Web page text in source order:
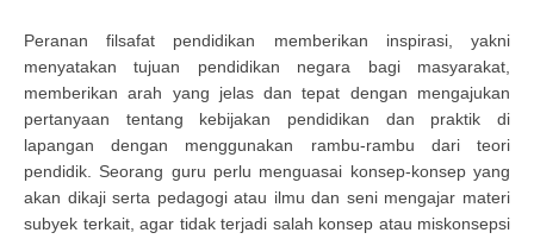
Peranan filsafat pendidikan memberikan inspirasi, yakni
menyatakan tujuan pendidikan negara bagi masyarakat,
memberikan arah yang jelas dan tepat dengan mengajukan
pertanyaan tentang kebijakan pendidikan dan praktik di
lapangan dengan menggunakan rambu-rambu dari teori
pendidik. Seorang guru perlu menguasai konsep-konsep yang
akan dikaji serta pedagogi atau ilmu dan seni mengajar materi
subyek terkait, agar tidak terjadi salah konsep atau miskonsepsi